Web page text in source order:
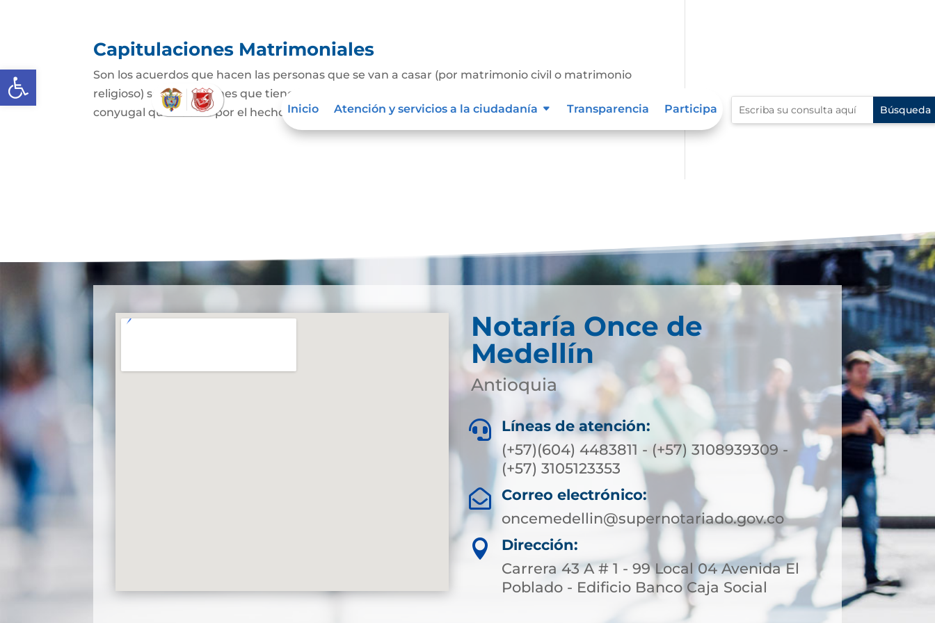
Abrir barra de herramientas
Inicio Atención y servicios a la ciudadanía Transparencia Participa
Capitulaciones Matrimoniales
Son los acuerdos que hacen las personas que se van a casar (por matrimonio civil o matrimonio
religioso) sobre los bienes que tienen o podrán tener, para incluirlos o no en la futura sociedad
conyugal que nacerá por el hecho del matrimonio. Las capitulaciones se deben...
Notaría Once de
Medellín
Antioquia

Líneas de atención:
(+57)(604) 4483811 - (+57) 3108939309 -
(+57) 3105123353

Correo electrónico:
oncemedellin@supernotariado.gov.co

Dirección:
Carrera 43 A # 1 - 99 Local 04 Avenida El
Poblado - Edificio Banco Caja Social